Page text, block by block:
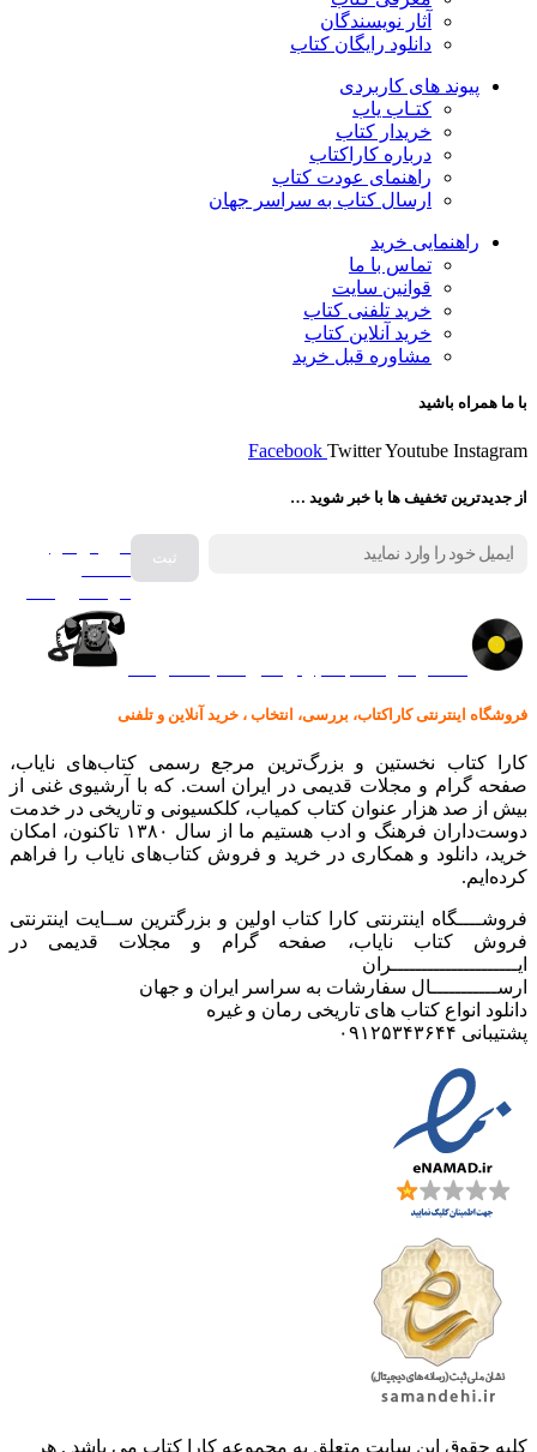
آثار نویسندگان
دانلود رایگان کتاب
پیوند های کاربردی
کتـاب یاب
خریدار کتاب
درباره کاراکتاب
راهنمای عودت کتاب
ارسال کتاب به سراسر جهان
راهنمایی خرید
تماس با ما
قوانین سایت
خرید تلفنی کتاب
خرید آنلاین کتاب
مشاوره قبل خرید
با ما همراه باشید
Facebook TwitterYoutube Instagram
از جدیدترین تخفیف ها با خبر شوید …
فروش انواع
فروشگاه اینترنتی کاراکتاب، بررسی، انتخاب ، خرید آنلاین و تلفنی
کارا کتاب نخستین و بزرگ‌ترین مرجع رسمی کتاب‌های نایاب،
صفحه گرام و مجلات قدیمی در ایران است. که با آرشیوی غنی از
بیش از صد هزار عنوان کتاب کمیاب، کلکسیونی و تاریخی در خدمت
دوست‌داران فرهنگ و ادب هستیم ما از سال ۱۳۸۰ تاکنون، امکان
خرید، دانلود و همکاری در خرید و فروش کتاب‌های نایاب را فراهم
کرده‌ایم.
فروشــــگاه اینترنتی کارا کتاب اولین و بزرگترین ســایت اینترنتی
فروش کتاب نایاب، صفحه گرام و مجلات قدیمی در
ایـــــــــــــــــــــران
ارســـــــــــال سفارشات به سراسر ایران و جهان
دانلود انواع کتاب های تاریخی رمان و غیره
پشتیبانی ۰۹۱۲۵۳۴۳۶۴۴
کليه حقوق اين سايت متعلق به مجموعه کارا کتاب می باشد . هر